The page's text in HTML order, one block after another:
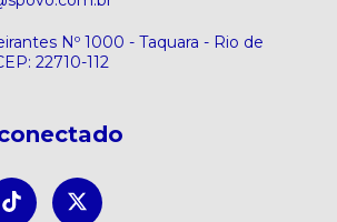
Nº 1000 - Taquara - Rio de
22710-112